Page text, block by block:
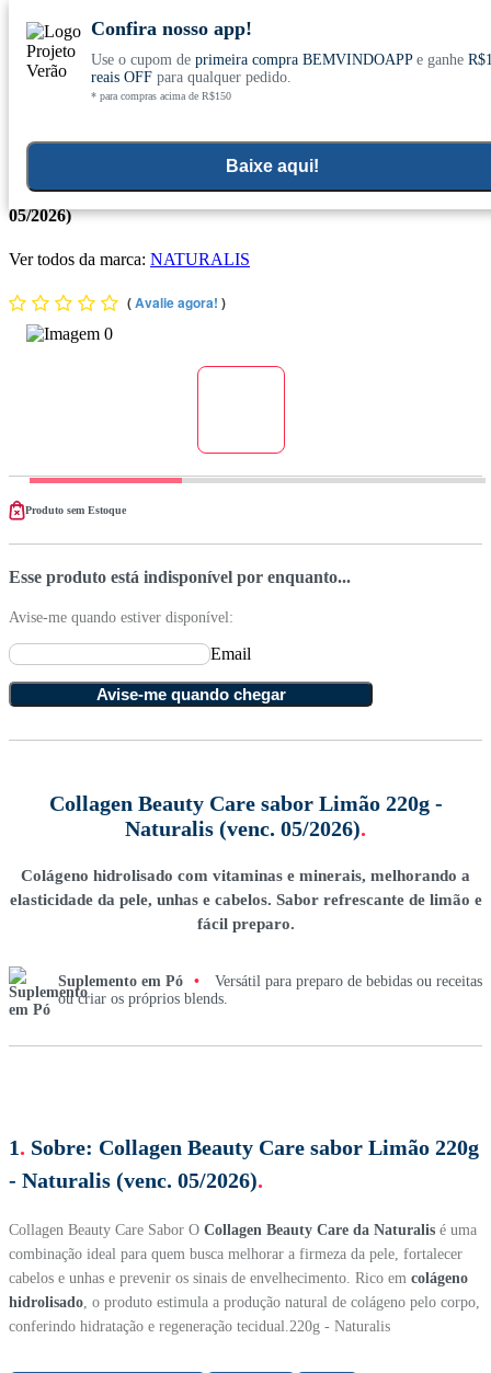
Conheça nosso site novo! E comemore com 0
Confira nosso app!
Use o cupom de primeira compra BEMVINDOAPPe ganhe
reais OFFpara qualquer pedido.
* para compras acima de R$150
Baixe aqui!
Colageno Pele
Collagen Beauty Care sabor Limão 220g - Naturalis (venc.
05/2026)
Ver todos da marca: NATURALIS
(Avalie agora! )
Produto sem Estoque
Esse produto está indisponível por enquanto...
Avise-me quando estiver disponível:
Email
Avise-me quando chegar
Collagen Beauty Care sabor Limão 220g -
Naturalis (venc. 05/2026).
Colágeno hidrolisado com vitaminas e minerais, melhorando a
elasticidade da pele, unhas e cabelos. Sabor refrescante de limão e
fácil preparo.
Suplemento em Pó •
Versátil para preparo de bebidas ou receitas
ou criar os próprios blends.
1. Sobre: Collagen Beauty Care sabor Limão 220g
- Naturalis (venc. 05/2026).
Collagen Beauty Care Sabor O Collagen Beauty Care da Naturalis é uma
combinação ideal para quem busca melhorar a firmeza da pele, fortalecer
cabelos e unhas e prevenir os sinais de envelhecimento. Rico em colágeno
hidrolisado , o produto estimula a produção natural de colágeno pelo corpo,
conferindo hidratação e regeneração tecidual.220g - Naturalis